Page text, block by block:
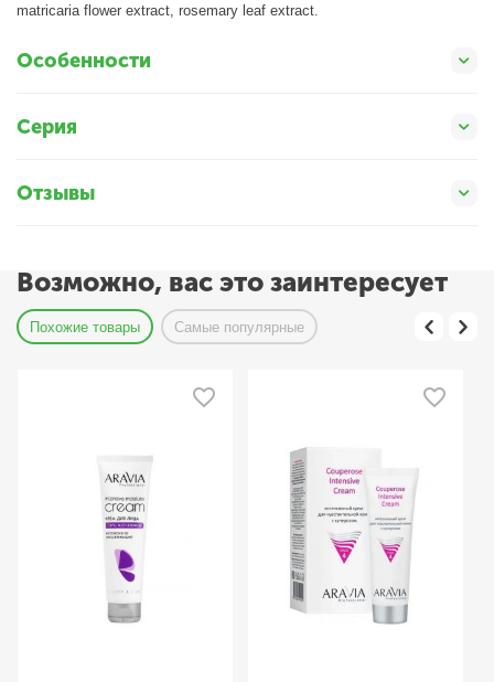
matricaria flower extract, rosemary leaf extract.
Особенности
Серия
Отзывы
Возможно, вас это заинтересует
Похожие товары Самые популярные